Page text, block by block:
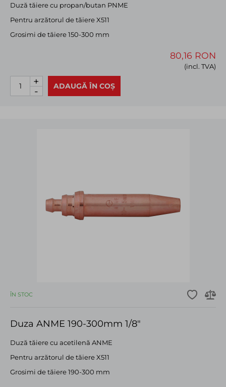
Duză tăiere cu propan/butan PNME
Pentru arzătorul de tăiere X511
Grosimi de tăiere 150-300 mm
80,16 RON
(incl. TVA)
ADAUGĂ ÎN COȘ
+
-
ÎN STOC
Duza ANME 190-300mm 1/8"
Duză tăiere cu acetilenă ANME
Pentru arzătorul de tăiere X511
Grosimi de tăiere 190-300 mm